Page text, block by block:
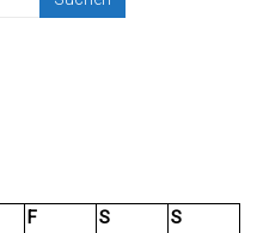
F S
S